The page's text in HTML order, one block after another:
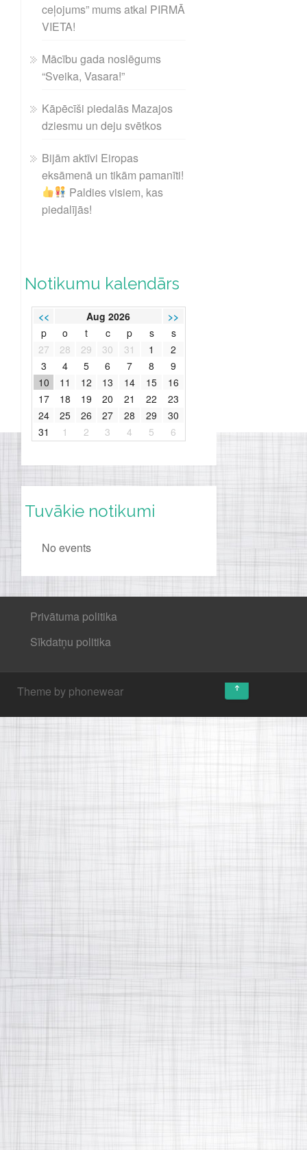
ceļojums” mums atkal PIRMĀ
VIETA!
Mācību gada noslēgums
“Sveika, Vasara!”
Kāpēcīši piedalās Mazajos
dziesmu un deju svētkos
Bijām aktīvi Eiropas
eksāmenā un tikām pamanīti!
Paldies visiem, kas
piedalījās!
Notikumu kalendārs
<< Aug 2026
>>
p
o t c p s
s
27
28 29 30 31 1
2
3
4 5 6 7 8
9
10
11 12 13 14 15
16
17
18 19 20 21 22
23
24
25 26 27 28 29
30
31
1 2 3 4 5 6
Tuvākie notikumi
No events
Privātuma politika
Sīkdatņu politika
Theme by phonewear
↑